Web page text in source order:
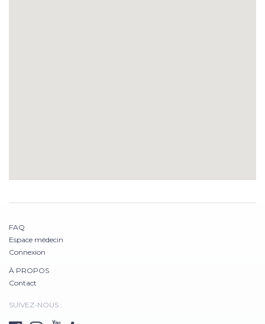
FAQ
Espace médecin
Connexion
À PROPOS
Contact
SUIVEZ-NOUS :